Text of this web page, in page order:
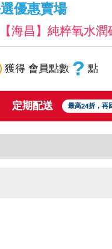
優惠賣場
【海昌】純粹氧水
獲得 會員點數 ? 點
定期配送 最高24折，再